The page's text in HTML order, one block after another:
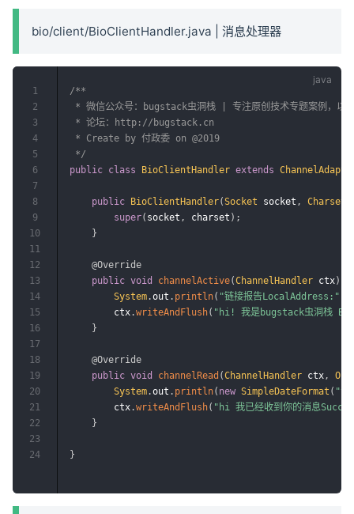
bio/client/BioClientHandler.java | 消息处理器
/**
* 微信公众号：bugstack虫洞栈 | 专注原创技术专题案例，以最
* 论坛：http://bugstack.cn
* Create by 付政委 on @2019
*/
public class BioClientHandler extends
public BioClientHandler(Socket socket , Charset
super( socket , charset ) ;
}
@Override
public void channelActive(ChannelHandler ctx)
System .out . println( "链接报告LocalAddress:"
        ctx
.writeAndFlush( "hi! 我是bugstack虫洞栈
}
@Override
public void channelRead (ChannelHandler ctx ,
System .out . println( new SimpleDateFormat (
        ctx
.writeAndFlush( "hi 我已经收到你的消息
}
}
1
2
3
4
5
6
7
8
9
10
11
12
13
14
15
16
17
18
19
20
21
22
23
24